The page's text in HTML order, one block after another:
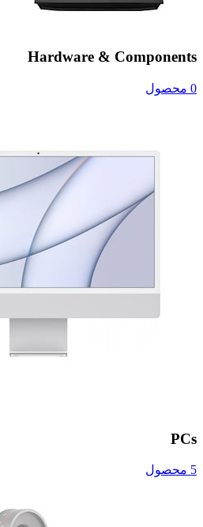
Hardware & Components
0 محصول
PCs
5 محصول